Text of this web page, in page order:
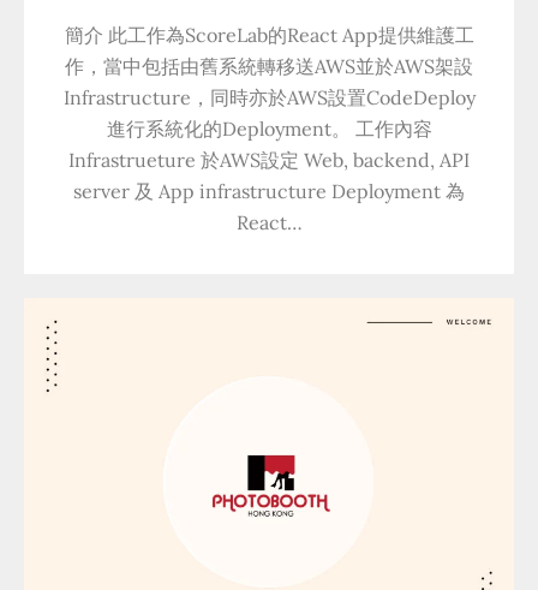
簡介 此工作為ScoreLab的React App提供維護工
作，當中包括由舊系統轉移送AWS並於AWS架設
Infrastructure，同時亦於AWS設置CodeDeploy
進行系統化的Deployment。 工作內容
Infrastrueture 於AWS設定 Web, backend, API
server 及 App infrastructure Deployment 為
React…